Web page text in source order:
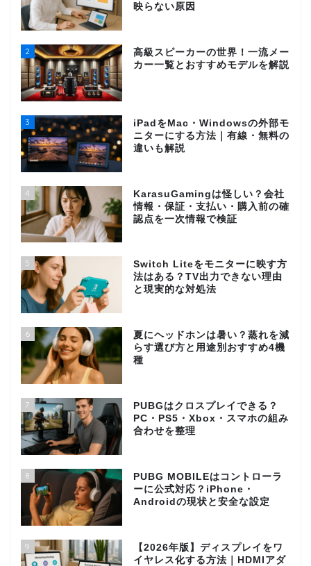
映らない原因
2
高級スピーカーの世界！一流メー
カー一覧とおすすめモデルを解説
3
iPadをMac・Windowsの外部モ
ニターにする方法｜有線・無料の
違いも解説
4
KarasuGamingは怪しい？会社
情報・保証・支払い・購入前の確
認点を一次情報で検証
5
Switch Liteをモニターに映す方
法はある？TV出力できない理由
と現実的な対処法
6
夏にヘッドホンは暑い？蒸れを減
らす選び方と用途別おすすめ4機
種
7
PUBGはクロスプレイできる？
PC・PS5・Xbox・スマホの組み
合わせを整理
8
PUBG MOBILEはコントローラ
ーに公式対応？iPhone・
Androidの現状と安全な設定
9
【2026年版】ディスプレイをワ
イヤレス化する方法｜HDMIアダ